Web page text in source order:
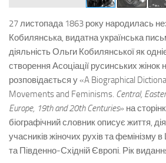
27 листопада 1863 року народилась
Кобилянська, видатна українська
діяльність Ольги Кобилянської як
створення Асоціації русинських жінок
розповідається у «A Biographical
Movements and Feminisms. Central,
Europe, 19th and 20th Centuries» на
біографічний словник описує життя,
учасників жіночих рухів та фемінізму
та Південно-Східній Європі. Рік